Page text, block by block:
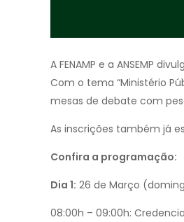
A FENAMP e a ANSEMP
Com o tema “Ministério
mesas de debate com
As inscrições também já
Confira a programação:
Dia 1: 26 de Março
08:00h – 09:00h: